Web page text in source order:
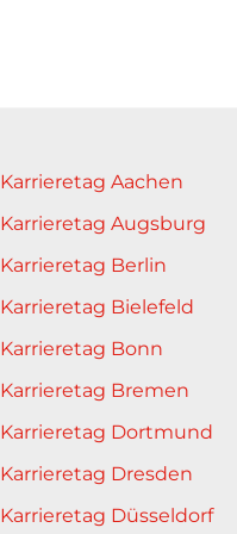
Karrieretag Aachen
Karrieretag Augsburg
Karrieretag Berlin
Karrieretag Bielefeld
Karrieretag Bonn
Karrieretag Bremen
Karrieretag Dortmund
Karrieretag Dresden
Karrieretag Düsseldorf